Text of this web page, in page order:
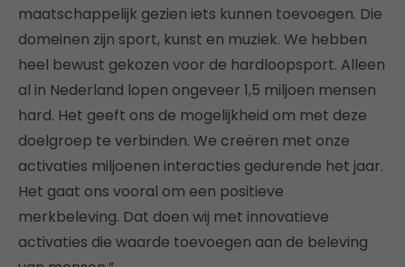
maatschappelijk gezien iets kunnen toevoegen. Die
domeinen zijn sport, kunst en muziek. We hebben
heel bewust gekozen voor de hardloopsport. Alleen
al in Nederland lopen ongeveer 1,5 miljoen mensen
hard. Het geeft ons de mogelijkheid om met deze
doelgroep te verbinden. We creëren met onze
activaties miljoenen interacties gedurende het jaar.
Het gaat ons vooral om een positieve
merkbeleving. Dat doen wij met innovatieve
activaties die waarde toevoegen aan de beleving